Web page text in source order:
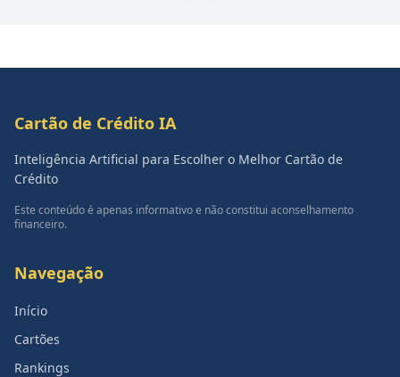
Cartão de Crédito IA
Inteligência Artificial para Escolher o Melhor Cartão de
Crédito
Este conteúdo é apenas informativo e não constitui aconselhamento
financeiro.
Navegação
Início
Cartões
Rankings